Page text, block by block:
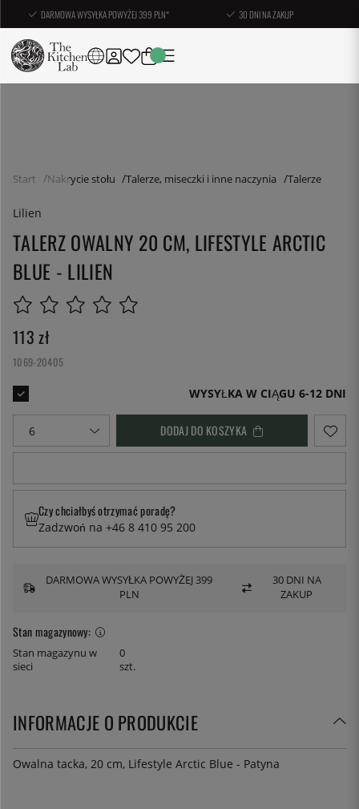
DARMOWA WYSYŁKA POWYŻEJ 399 PLN* 30 DNI NA ZAKUP
Start Nakrycie stołu Talerze, miseczki i inne naczynia Talerze
Lilien
TALERZ OWALNY 20 CM, LIFESTYLE ARCTIC
BLUE - LILIEN
113 zł
1069-20405
WYSYŁKA W CIĄGU 6-12 DNI
DODAJ DO KOSZYKA
Stan magazynowy:
Stan magazynu w
sieci
0
szt.
Czy chciałbyś otrzymać poradę?
Zadzwoń na +46 8 410 95 200
DARMOWA WYSYŁKA POWYŻEJ 399
PLN
30 DNI NA
ZAKUP
INFORMACJE O PRODUKCIE
Owalna tacka, 20 cm, Lifestyle Arctic Blue - Patyna